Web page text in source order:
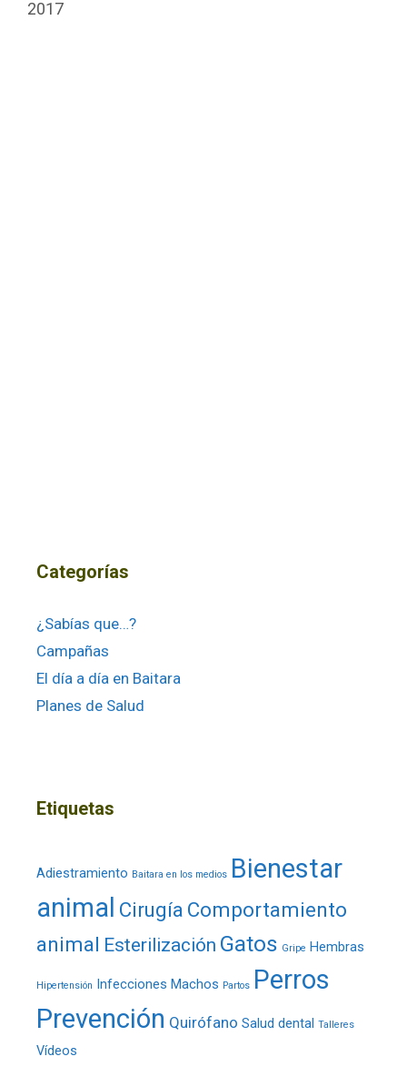
2017
Categorías
¿Sabías que…?
Campañas
El día a día en Baitara
Planes de Salud
Etiquetas
Adiestramiento Baitara en los medios Bienestar
animal Cirugía Comportamiento
animal Esterilización Gatos Gripe Hembras
Hipertensión Infecciones Machos Partos Perros
Prevención Quirófano Salud dental Talleres
Vídeos